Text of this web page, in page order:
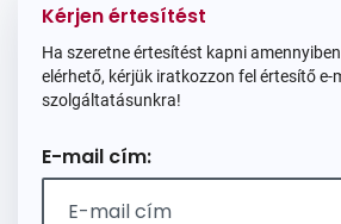
Kérjen értesítést
Ha szeretne értesítést kapni
elérhető, kérjük iratkozzon fel értesítő e-
szolgáltatásunkra!
E-mail cím: